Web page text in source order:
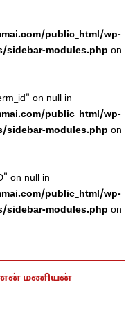
public_html/wp-
sidebar-modules.php on
on null in
public_html/wp-
sidebar-modules.php on
on null in
public_html/wp-
sidebar-modules.php on
மணியன்